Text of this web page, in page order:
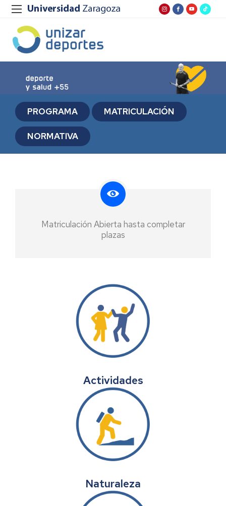
PROGRAMA MATRICULACIÓN
NORMATIVA
Matriculación Abierta hasta completar
plazas
Actividades
Naturaleza